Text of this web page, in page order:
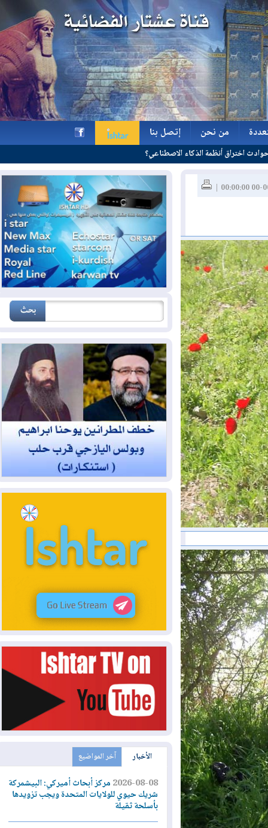
من نحن
من نحن
إتصل بنا
إتصل بنا
h
الأخبار آخر المواضيع
2026-08-08مركز أبحاث أميركي: البيشمركة
شريك حيوي للولايات المتحدة ويجب تزويدها
بأسلحة ثقيلة